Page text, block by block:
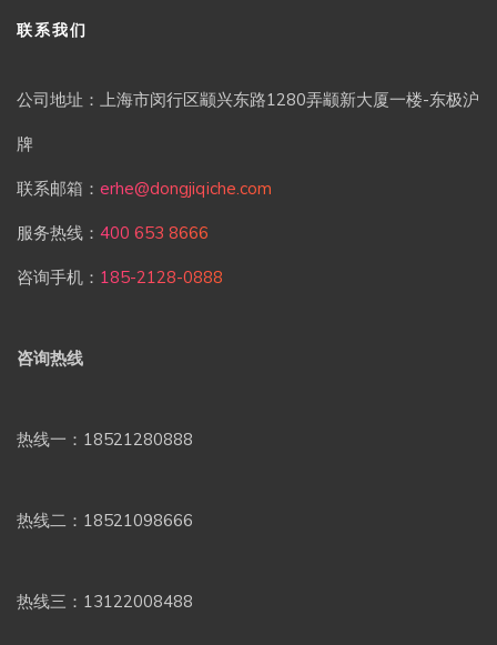
联系我们
公司地址：上海市闵行区颛兴东路1280弄颛新大厦一楼-东极沪
牌
联系邮箱： erhe@dongjiqiche.com
服务热线： 400 653 8666
咨询手机： 185-2128-0888
咨询热线
热线一：18521280888
热线二：18521098666
热线三：13122008488